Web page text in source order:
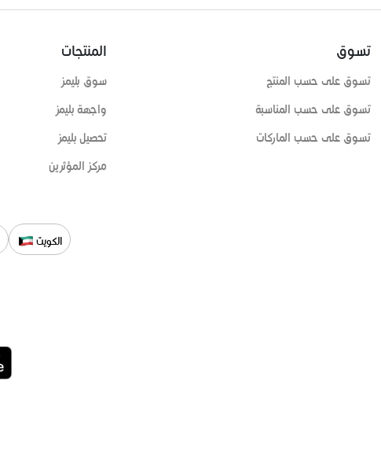
تسوق
تسوق على حسب المنتج
تسوق على حسب المناسبة
تسوق على حسب الماركات
المنتجات
سوق بليمز
واجهة بليمز
تحصيل بليمز
مركز المؤثرين
الكويت